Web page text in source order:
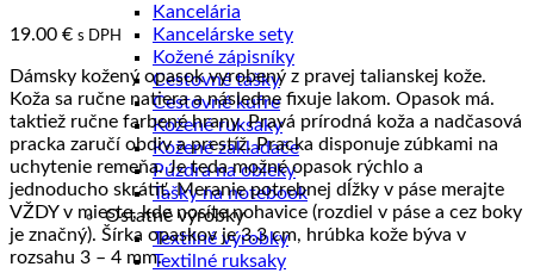
Kancelária
Kancelárske sety
Kožené zápisníky
Cestovné tašky
Cestovné kufre
Kožené ruksaky
Kožené zakladače
Púzdra na obleky
Tašky na notebook
Ostatné výrobky
Textilné výrobky
Textilné ruksaky
19.00 € s DPH
Dámsky kožený opasok vyrobený z pravej talianskej kože.
Koža sa ručne natiera a následne fixuje lakom. Opasok má.
taktiež ručne farbené hrany. Pravá prírodná koža a nadčasová
pracka zaručí obdiv a prestíž. Pracka disponuje zúbkami na
uchytenie remeňa. Je teda možné opasok rýchlo a
jednoducho skrátiť. Meranie potrebnej dĺžky v páse merajte
VŽDY v mieste, kde nosíte nohavice (rozdiel v páse a cez boky
je značný). Šírka opaskov je 3.3 cm, hrúbka kože býva v
rozsahu 3 – 4 mm.